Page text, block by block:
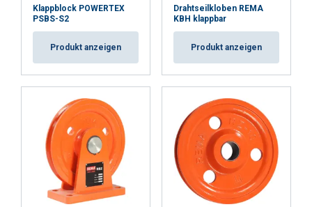
Klappblock POWERTEX
PSBS-S2
Produkt anzeigen
Drahtseilkloben REMA
KBH klappbar
Produkt anzeigen